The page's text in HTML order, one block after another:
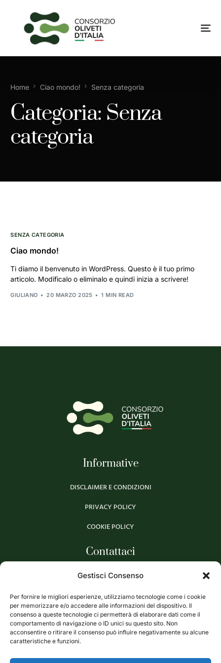
Gestisci Consenso
Per fornire le migliori esperienze, utilizziamo tecnologie come i cookie
per memorizzare e/o accedere alle informazioni del dispositivo. Il
consenso a queste tecnologie ci permetterà di elaborare dati come il
comportamento di navigazione o ID unici su questo sito. Non
acconsentire o ritirare il consenso può influire negativamente su alcune
caratteristiche e funzioni.
Home Ciao mondo! Senza categoria
Categoria: Senza
categoria
SENZA CATEGORIA
Ciao mondo!
Ti diamo il benvenuto in WordPress. Questo è il tuo primo
articolo. Modificalo o eliminalo e quindi inizia a scrivere!
GIULIANO 20 MARZO 2025 1 MIN READ
Informative
DISCLAIMER E CONDIZIONI
PRIVACY POLICY
COOKIE POLICY
Contattaci
Via Murge, 57, 76123 Andria BT
(+39)0883 541199
info@oliveti.it
Social Media